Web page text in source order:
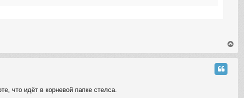
o
p
что идёт в корневой папке стелса.